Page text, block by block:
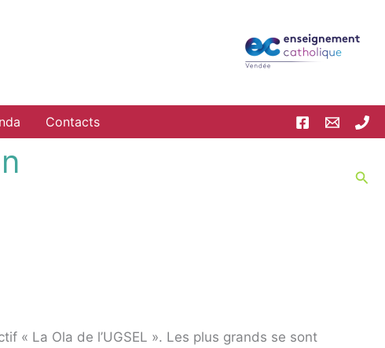
Contacts
« La Ola de l’UGSEL ». Les plus grands se sont